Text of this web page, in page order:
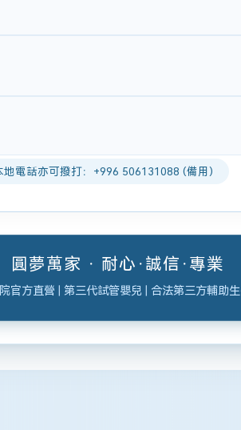
地電話亦可撥打：+996 506131088 (備用)
圓夢萬家 · 耐心·誠信·專業
官方直營 | 第三代試管嬰兒 | 合法第三方輔助